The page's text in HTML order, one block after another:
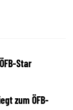
Star
zum ÖFB-